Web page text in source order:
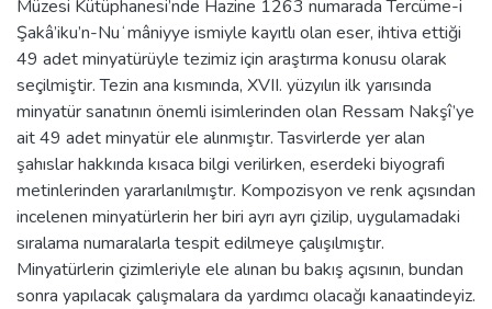
Müzesi Kütüphanesi’nde Hazine 1263 numarada Tercüme-i
Şakâ’iku’n-Nuʻmâniyye ismiyle kayıtlı olan eser, ihtiva ettiği
49 adet minyatürüyle tezimiz için araştırma konusu olarak
seçilmiştir. Tezin ana kısmında, XVII. yüzyılın ilk yarısında
minyatür sanatının önemli isimlerinden olan Ressam Nakşî’ye
ait 49 adet minyatür ele alınmıştır. Tasvirlerde yer alan
şahıslar hakkında kısaca bilgi verilirken, eserdeki biyografi
metinlerinden yararlanılmıştır. Kompozisyon ve renk açısından
incelenen minyatürlerin her biri ayrı ayrı çizilip, uygulamadaki
sıralama numaralarla tespit edilmeye çalışılmıştır.
Minyatürlerin çizimleriyle ele alınan bu bakış açısının, bundan
sonra yapılacak çalışmalara da yardımcı olacağı kanaatindeyiz.